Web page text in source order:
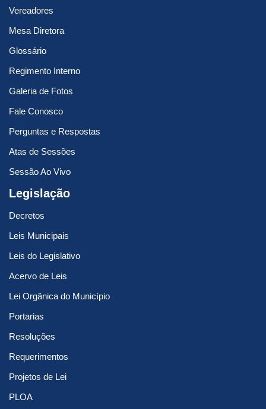
Vereadores
Mesa Diretora
Glossário
Regimento Interno
Galeria de Fotos
Fale Conosco
Perguntas e Respostas
Atas de Sessões
Sessão Ao Vivo
Legislação
Decretos
Leis Municipais
Leis do Legislativo
Acervo de Leis
Lei Orgânica do Município
Portarias
Resoluções
Requerimentos
Projetos de Lei
PLOA